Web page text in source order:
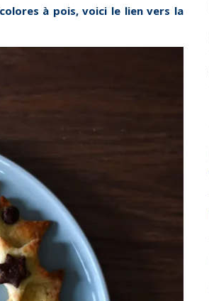
à pois, voici le lien vers la